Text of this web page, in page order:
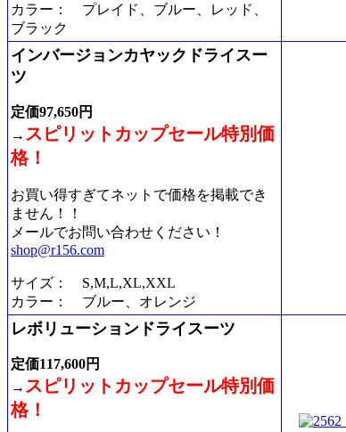
カラー： プレイド、ブルー、レッド、
ブラック
インバージョンカヤックドライスー
ツ
定価97,650円
→ スピリットカップセール特別価
格！
お買い得すぎてネットで価格を掲載でき
ません！！
メールでお問い合わせください！
shop@r156.com
サイズ： S,M,L,XL,XXL
カラー： ブルー、オレンジ
レボリューションドライスーツ
定価117,600円
→ スピリットカップセール特別価
格！